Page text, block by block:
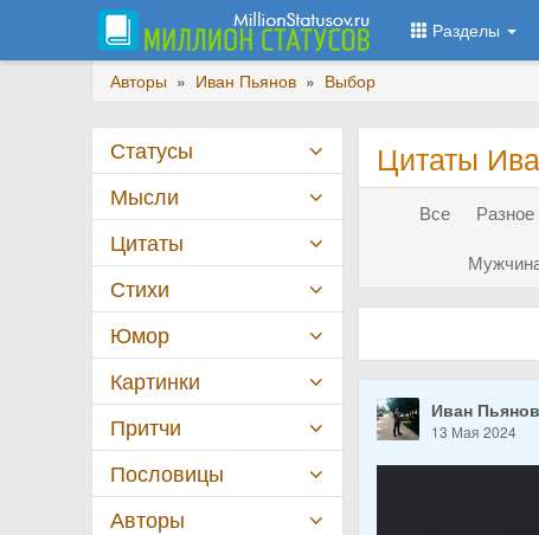
Разделы
Авторы » Иван Пьянов » Выбор
Цитаты
Все Разное
Иван Пьянов
13 Мая 2024
Статусы
Мысли
Цитаты
Стихи
Юмор
Картинки
Притчи
Пословицы
Авторы